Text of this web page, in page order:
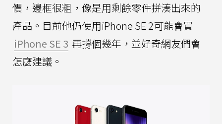
價，邊框很粗，像是用剩餘零件拼湊出來的
產品。目前他仍使用iPhone SE 2可能會買
iPhone SE 3 再撐個幾年，並好奇網友們會
怎麼建議。